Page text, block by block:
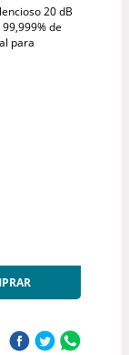
20 dB
de
para